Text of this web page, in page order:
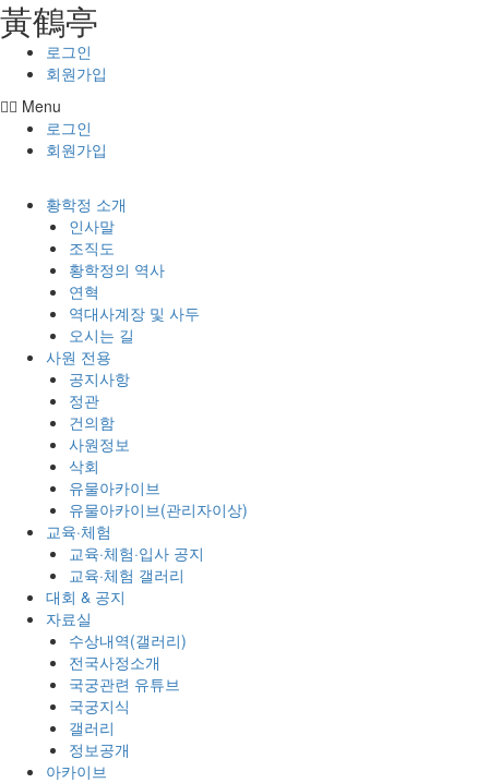
콘텐츠로
건너뛰기
⿈鶴亭
로그인
회원가입
Menu
로그인
회원가입
황학정 소개
인사말
조직도
황학정의 역사
연혁
역대사계장 및 사두
오시는 길
사원 전용
공지사항
정관
건의함
사원정보
삭회
유물아카이브
유물아카이브(관리자이상)
교육·체험
교육·체험·입사 공지
교육·체험 갤러리
대회 & 공지
자료실
수상내역(갤러리)
전국사정소개
국궁관련 유튜브
국궁지식
갤러리
정보공개
아카이브